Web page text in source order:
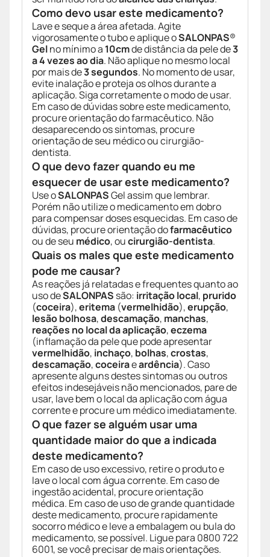
Como devo usar este medicamento?
Lave e seque a área afetada. Agite
vigorosamente o tubo e aplique oSALONPAS®
Gelno mínimo a 10cmde distância da pele de3
a 4 vezes ao dia. Não aplique no mesmo local
por mais de3 segundos. No momento de usar,
evite inalação e proteja os olhos durante a
aplicação. Siga corretamente o modo de usar.
Em caso de dúvidas sobre este medicamento,
procure orientação do farmacêutico. Não
desaparecendo os sintomas, procure
orientação de seu médico ou cirurgião-
dentista.
O que devo fazer quando eu me
esquecer de usar este medicamento?
Use oSALONPASGel assim que lembrar.
Porém não utilize o medicamento em dobro
para compensar doses esquecidas. Em caso de
dúvidas, procure orientação dofarmacêutico
ou de seu médico, oucirurgião-dentista.
Quais os males que este medicamento
pode me causar?
As reações já relatadas e frequentes quanto ao
uso deSALONPAS são: irritação local, prurido
(coceira),eritema (vermelhidão),erupção,
lesão bolhosa,descamação, manchas,
reações no local da aplicação,eczema
(inflamação da pele que pode apresentar
vermelhidão, inchaço, bolhas,crostas,
descamação,coceiraeardência). Caso
apresente alguns destes sintomas ou outros
efeitos indesejáveis não mencionados, pare de
usar, lave bem o local da aplicação com água
corrente e procure um médico imediatamente.
O que fazer se alguém usar uma
quantidade maior do que a indicada
deste medicamento?
Em caso de uso excessivo, retire o produto e
lave o local com água corrente. Em caso de
ingestão acidental, procure orientação
médica. Em caso de uso de grande quantidade
deste medicamento, procure rapidamente
socorro médico e leve a embalagem ou bula do
medicamento, se possível. Ligue para 0800 722
6001, se você precisar de mais orientações.